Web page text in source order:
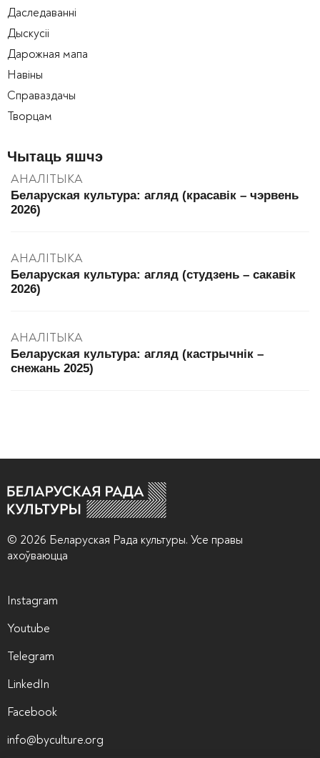
Даследаванні
Дыскусіі
Дарожная мапа
Навіны
Справаздачы
Творцам
Чытаць яшчэ
АНАЛІТЫКА
Беларуская культура: агляд (красавік – чэрвень
2026)
АНАЛІТЫКА
Беларуская культура: агляд (студзень – сакавік
2026)
АНАЛІТЫКА
Беларуская культура: агляд (кастрычнік –
снежань 2025)
© 2026 Беларуская Рада культуры. Усе правы
ахоўваюцца
Instagram
Youtube
Telegram
LinkedIn
Facebook
info@byculture.org